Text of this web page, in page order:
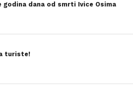
godina dana od smrti Ivice Osima
turiste!